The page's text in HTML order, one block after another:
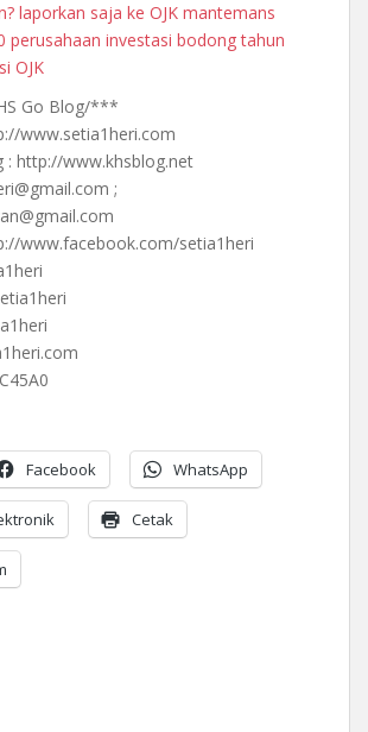
laporkan saja ke OJK mantemans
perusahaan investasi bodong tahun
OJK
Go Blog/***
www.setia1heri.com
: http://www.khsblog.net
;
www.facebook.com/setia1heri
Facebook WhatsApp
Cetak